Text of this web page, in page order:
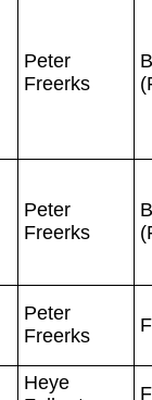
Peter
Freerks
Peter
Freerks
Peter
Freerks
Heye